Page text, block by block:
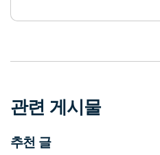
관련 게시물
추천 글